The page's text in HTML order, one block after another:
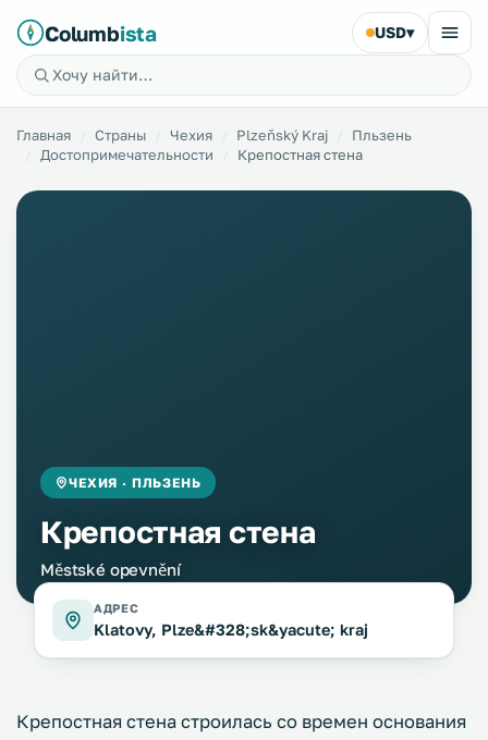
Columbista USD▾
Главная Страны Чехия Plzeňský Kraj
Пльзень
Достопримечательности
Крепостная стена
ЧЕХИЯ · ПЛЬЗЕНЬ
Крепостная стена
Městské opevnění
АДРЕС
Klatovy, Plze&#328;sk&yacute; kraj
Крепостная стена строилась со времен основания